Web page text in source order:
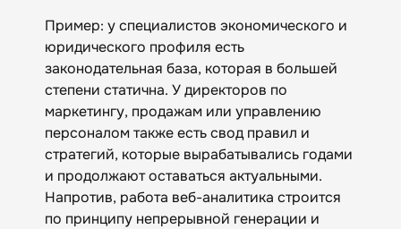
Пример: у специалистов экономического и
юридического профиля есть
законодательная база, которая в большей
степени статична. У директоров по
маркетингу, продажам или управлению
персоналом также есть свод правил и
стратегий, которые вырабатывались годами
и продолжают оставаться актуальными.
Напротив, работа веб-аналитика строится
по принципу непрерывной генерации и